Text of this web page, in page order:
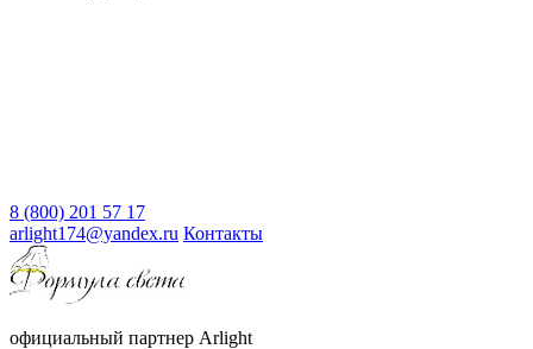
8 (800) 201 57 17
arlight174@yandex.ru Контакты
официальный партнер Arlight